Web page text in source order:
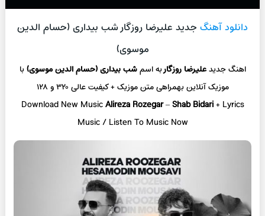
دانلود آهنگ جدید علیرضا روزگار شب بیداری (حسام الدین
موسوی)
اهنگ جدیدعلیرضا روزگاربه اسمشب بیداری (حسام الدین موسوی)با
موزیک آنلاینبهمراهی متن موزیک + کیفیت عالی ۳۲۰ و ۱۲۸
Download New MusicAlireza Rozegar–Shab Bidari+ Lyrics
Music / Listen To Music Now